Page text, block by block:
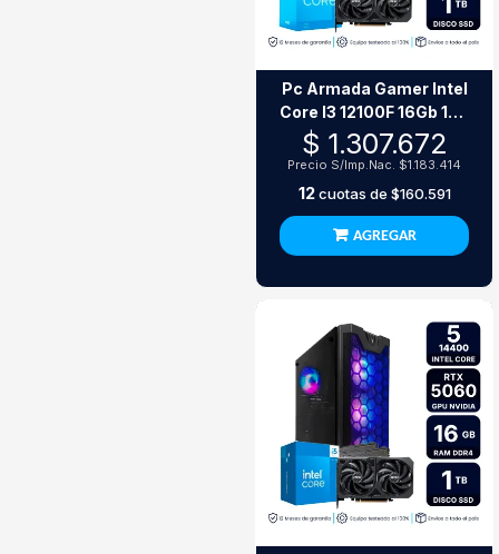
Pc Armada Gamer Intel
Core I3 12100F 16Gb 1Tb
Ssd Rtx 3050
$ 1.307.672
Precio S/Imp.Nac. $1.183.414
12cuotas de $160.591
AGREGAR